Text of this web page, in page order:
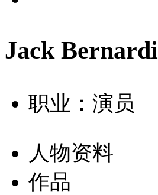
Jack Bernardi
职业：演员
人物资料
作品